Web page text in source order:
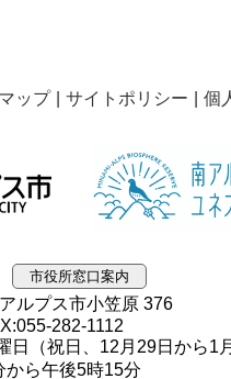
ップ サイトポリシー 個
市役所窓口案内
ルプス市小笠原 376
282-1112
日（祝日、12月29日から1
から午後5時15分